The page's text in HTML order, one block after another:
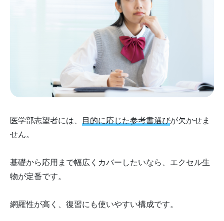
医学部志望者には、 目的に応じた参考書選びが欠かせま
せん。
基礎から応用まで幅広くカバーしたいなら、エクセル生
物が定番です。
網羅性が高く、復習にも使いやすい構成です。